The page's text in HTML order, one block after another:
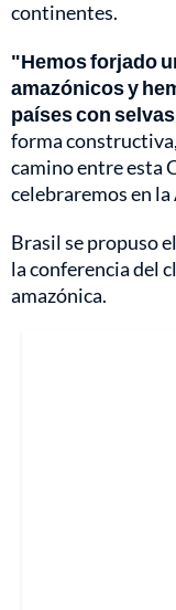
continentes.
"Hemos forjado
amazónicos y
países con
forma
camino entre esta
celebraremos en
Brasil se propuso
la conferencia del
amazónica.